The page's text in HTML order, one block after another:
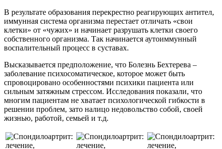
В результате образования перекрестно реагирующих антител,
иммунная система организма перестает отличать «свои
клетки» от «чужих» и начинает разрушать клетки своего
собственного организма. Так начинается аутоиммунный
воспалительный процесс в суставах.
Высказывается предположение, что Болезнь Бехтерева –
заболевание психосоматическое, которое может быть
спровоцировано особенностями психики пациента или
сильным затяжным стрессом. Исследования показали, что
многим пациентам не хватает психологической гибкости в
решении проблем, зато налицо недовольство собой, своей
жизнью, работой, семьей и т.д.